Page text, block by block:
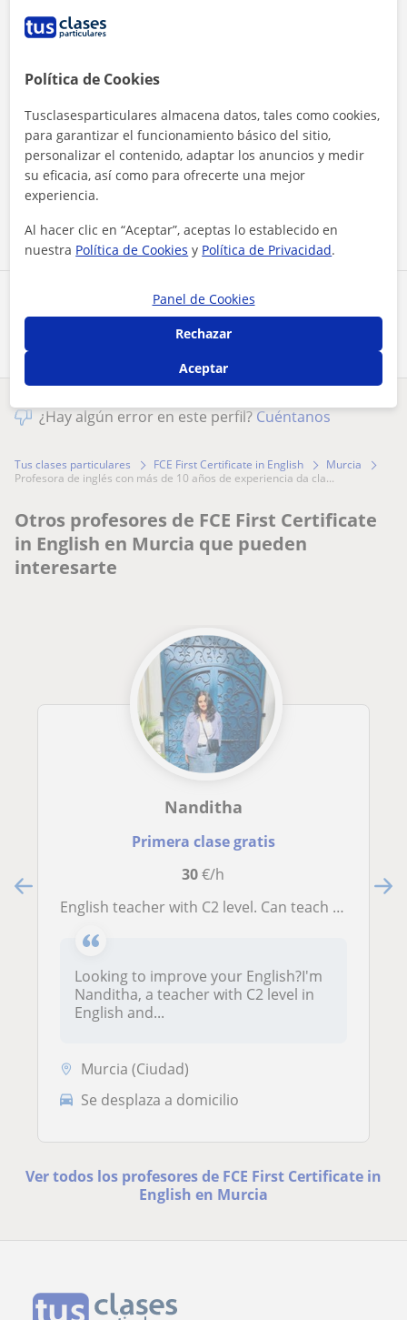
Comparte a este profesor
Al hacer clic, aceptas nuestroaviso legaly deprivacidad
¿Hay algún error en este perfil? Cuéntanos
Tus clases particulares FCE First Certificate in English
Murcia
profesora de inglés con más de 10 años de experiencia da cla...
Otros profesores de FCE First Certificate
in English en Murcia que pueden
interesarte
Nanditha
Primera clase gratis
30€/h
English teacher with C2 level. Can teach all levels of the language
Looking to improve your English?I'm
Nanditha, a teacher with C2 level in
English and...
Murcia (Ciudad)
Se desplaza a domicilio
Ver todos los profesores de FCE First Certificate in
English en Murcia
Política de Cookies
Tusclasesparticulares almacena datos, tales como cookies,
para garantizar el funcionamiento básico del sitio,
personalizar el contenido, adaptar los anuncios y medir
su eficacia, así como para ofrecerte una mejor
experiencia.
Al hacer clic en “Aceptar”, aceptas lo establecido en
nuestra Política de Cookies y Política de Privacidad.
Panel de Cookies
Rechazar
Aceptar